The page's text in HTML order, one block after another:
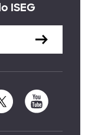
ISEG